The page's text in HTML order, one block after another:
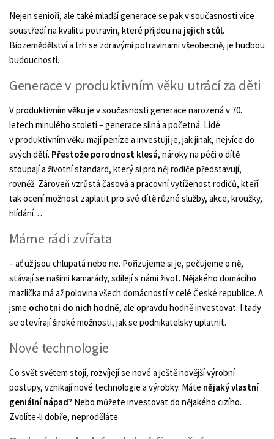
Nejen senioři, ale také mladší generace se pak v současnosti více
soustředí na kvalitu potravin, které přijdou na jejich stůl.
Biozemědělství a trh se zdravými potravinami všeobecně, je hudbou
budoucnosti.
Generace v produktivním věku utrácí za děti
V produktivním věku je v současnosti generace narozená v 70.
letech minulého století – generace silná a početná. Lidé
v produktivním věku mají peníze a investují je, jak jinak, nejvíce do
svých dětí. Přestože porodnost klesá, nároky na péči o dítě
stoupají a životní standard, který si pro něj rodiče představují,
rovněž. Zároveň vzrůstá časová a pracovní vytíženost rodičů, kteří
tak ocení možnost zaplatit pro své dítě různé služby, akce, kroužky,
hlídání…
Máme rádi zvířata
– ať už jsou chlupatá nebo ne. Pořizujeme si je, pečujeme o ně,
stávají se našimi kamarády, sdílejí s námi život. Nějakého domácího
mazlíčka má až polovina všech domácností v celé České republice. A
jsme ochotni do nich hodně, ale opravdu hodně investovat. I tady
se otevírají široké možnosti, jak se podnikatelsky uplatnit.
Nové technologie
Co svět světem stojí, rozvíjejí se nové a ještě novější výrobní
postupy, vznikají nové technologie a výrobky. Máte nějaký vlastní
geniální nápad? Nebo můžete investovat do nějakého cizího.
Zvolíte-li dobře, neproděláte.